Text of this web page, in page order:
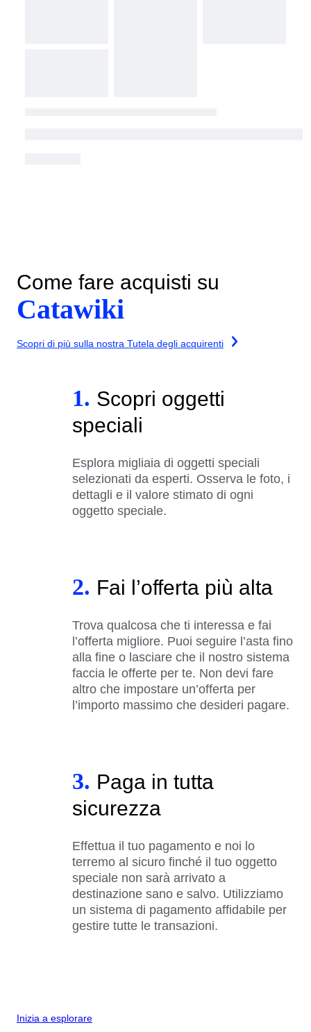
Come fare acquisti su
Catawiki
Scopri di più sulla nostra Tutela degli acquirenti
1. Scopri oggetti
speciali
Esplora migliaia di oggetti speciali
selezionati da esperti. Osserva le foto, i
dettagli e il valore stimato di ogni
oggetto speciale.
2. Fai l’offerta più alta
Trova qualcosa che ti interessa e fai
l’offerta migliore. Puoi seguire l’asta fino
alla fine o lasciare che il nostro sistema
faccia le offerte per te. Non devi fare
altro che impostare un’offerta per
l’importo massimo che desideri pagare.
3. Paga in tutta
sicurezza
Effettua il tuo pagamento e noi lo
terremo al sicuro finché il tuo oggetto
speciale non sarà arrivato a
destinazione sano e salvo. Utilizziamo
un sistema di pagamento affidabile per
gestire tutte le transazioni.
Inizia a esplorare